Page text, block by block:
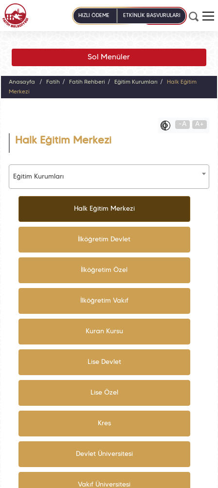
HIZLI ÖDEME ETKİNLİK BAŞVURULARI
Sol Menüler
Anasayfa Fatih Fatih Rehberi Eğitim Kurumları
Halk Eğitim
Merkezi
-A A+
Halk Eğitim Merkezi
Eğitim Kurumları
Halk Eğitim Merkezi
İlköğretim Devlet
İlköğretim Özel
İlköğretim Vakıf
Kuran Kursu
Lise Devlet
Lise Özel
Kreş
Devlet Üniversitesi
Vakıf Üniversitesi